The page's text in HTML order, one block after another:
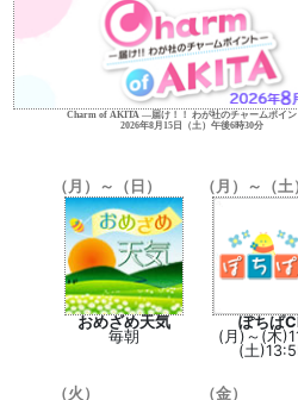
Charm of AKITA ―届け！！ わが社のチャームポイ
2026年8月15日（土）午後6時30分
（月）～（日）
おめざめ天気
毎朝
（月）～（土
ぽちぱ
(月)～(木
(土
（火） （金）